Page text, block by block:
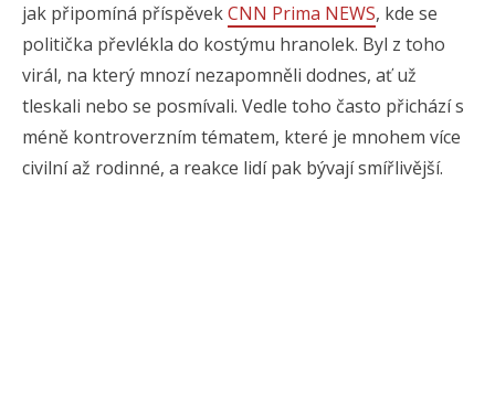
jak připomíná příspěvekCNN Prima NEWS, kde se
politička převlékla do kostýmu hranolek. Byl z toho
virál, na který mnozí nezapomněli dodnes, ať už
tleskali nebo se posmívali. Vedle toho často přichází s
méně kontroverzním tématem, které je mnohem více
civilní až rodinné, a reakce lidí pak bývají smířlivější.